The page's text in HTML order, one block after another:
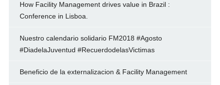
How Facility Management drives value in Brazil :
Conference in Lisboa.
Nuestro calendario solidario FM2018 #Agosto
#DiadelaJuventud #RecuerdodelasVictimas
Beneficio de la externalizacion & Facility Management